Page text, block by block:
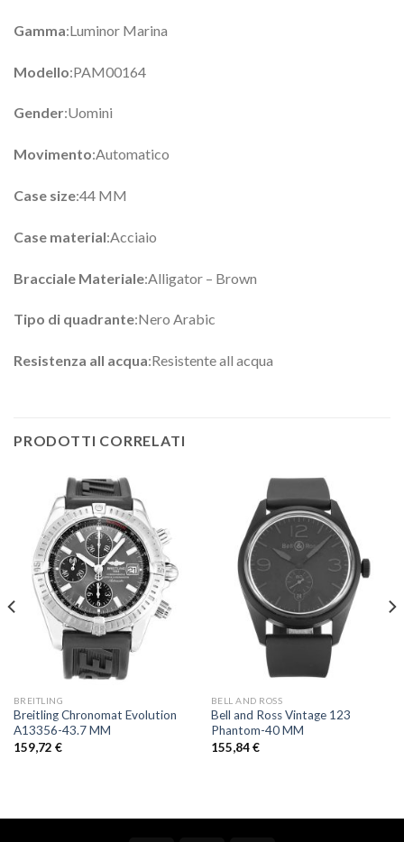
Gamma:Luminor Marina
Modello:PAM00164
Gender:Uomini
Movimento:Automatico
Case size:44 MM
Case material:Acciaio
Bracciale Materiale:Alligator – Brown
Tipo di quadrante:Nero Arabic
Resistenza all acqua:Resistente all acqua
PRODOTTI CORRELATI
BREITLING
Breitling Chronomat Evolution
A13356-43.7 MM
159,72 €
BELL AND ROSS
Bell and Ross Vintage 123
Phantom-40 MM
155,84€